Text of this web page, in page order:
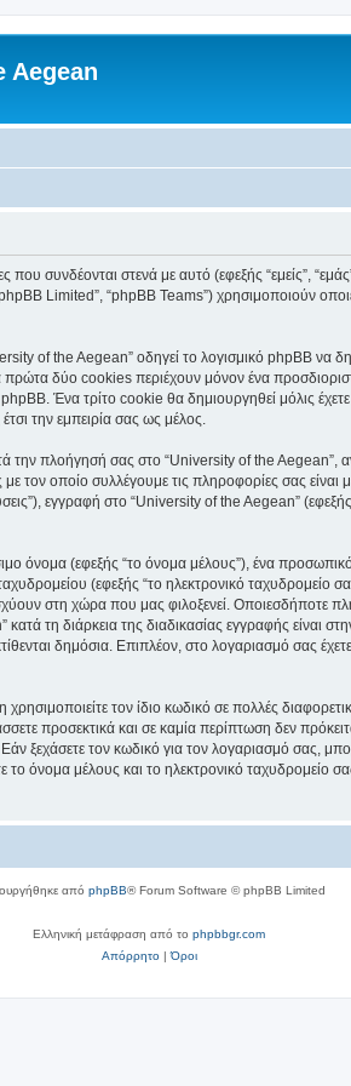
Aegean
που συνδέονται στενά με αυτό (εφεξής “εμείς”,
Limited”, “phpBB Teams”) χρησιμοποιούν
of the Aegean” οδηγεί το λογισμικό phpBB να
δύο cookies περιέχουν μόνον ένα
Ένα τρίτο cookie θα δημιουργηθεί μόλις
την εμπειρία σας ως μέλος.
την πλοήγησή σας στο “University of the Aegean”,
τον οποίο συλλέγουμε τις πληροφορίες σας
εγγραφή στο “University of the Aegean”
όνομα (εφεξής “το όνομα μέλους”), ένα
(εφεξής “το ηλεκτρονικό
στη χώρα που μας φιλοξενεί. Οποιεσδήποτε
τη διάρκεια της διαδικασίας εγγραφής είναι
δημόσια. Επιπλέον, στο λογαριασμό σας
τον ίδιο κωδικό σε πολλές
προσεκτικά και σε καμία περίπτωση δεν
ξεχάσετε τον κωδικό για τον λογαριασμό σας,
όνομα μέλους και το ηλεκτρονικό ταχυδρομείο
από phpBB® Forum Software © phpBB Limited
Ελληνική μετάφραση από το phpbbgr.com
Απόρρητο|Όροι